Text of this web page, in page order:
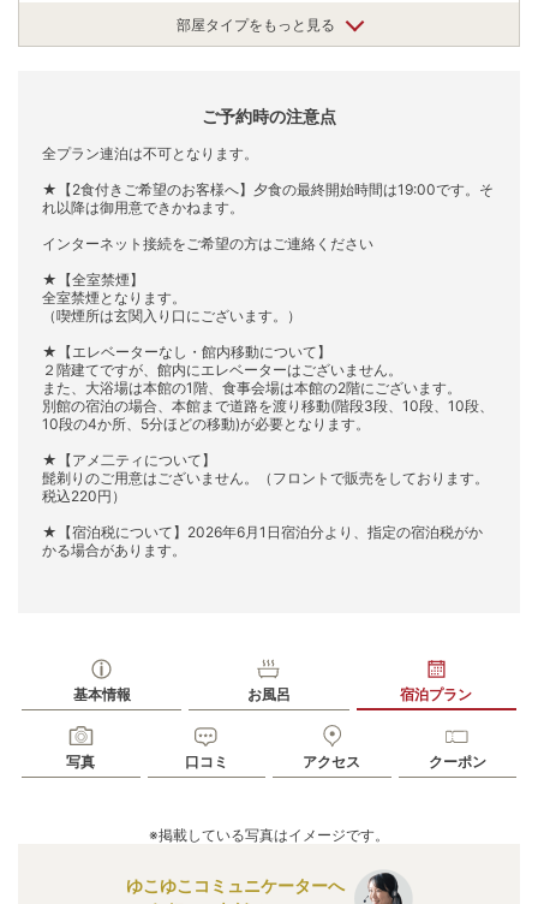
部屋タイプをもっと見る
ご予約時の注意点
全プラン連泊は不可となります。
★【2食付きご希望のお客様へ】夕食の最終開始時間は19:00です。そ
れ以降は御用意できかねます。
インターネット接続をご希望の方はご連絡ください
★【全室禁煙】
全室禁煙となります。
（喫煙所は玄関入り口にございます。）
★【エレベーターなし・館内移動について】
２階建てですが、館内にエレベーターはございません。
また、大浴場は本館の1階、食事会場は本館の2階にございます。
別館の宿泊の場合、本館まで道路を渡り移動(階段3段、10段、10段、
10段の4か所、5分ほどの移動)が必要となります。
★【アメ二ティについて】
髭剃りのご用意はございません。（フロントで販売をしております。
税込220円）
★【宿泊税について】2026年6月1日宿泊分より、指定の宿泊税がか
かる場合があります。
基本情報 お風呂 宿泊プラン
写真 口コミ アクセス クーポン
※掲載している写真はイメージです。
ゆこゆこコミュニケーターへ